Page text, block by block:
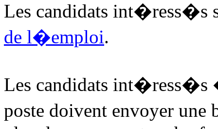
Les candidats
de l�emploi.
Les candidats int�ress�s
poste doivent envoyer